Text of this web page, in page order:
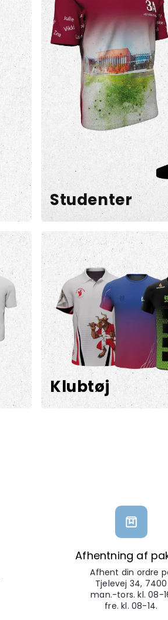
Studenter
Klubtøj
Afhentning af
Afhent din ordre
Tjelevej 34, 7400
man.-tors. kl. 08-
fre. kl. 08-14.